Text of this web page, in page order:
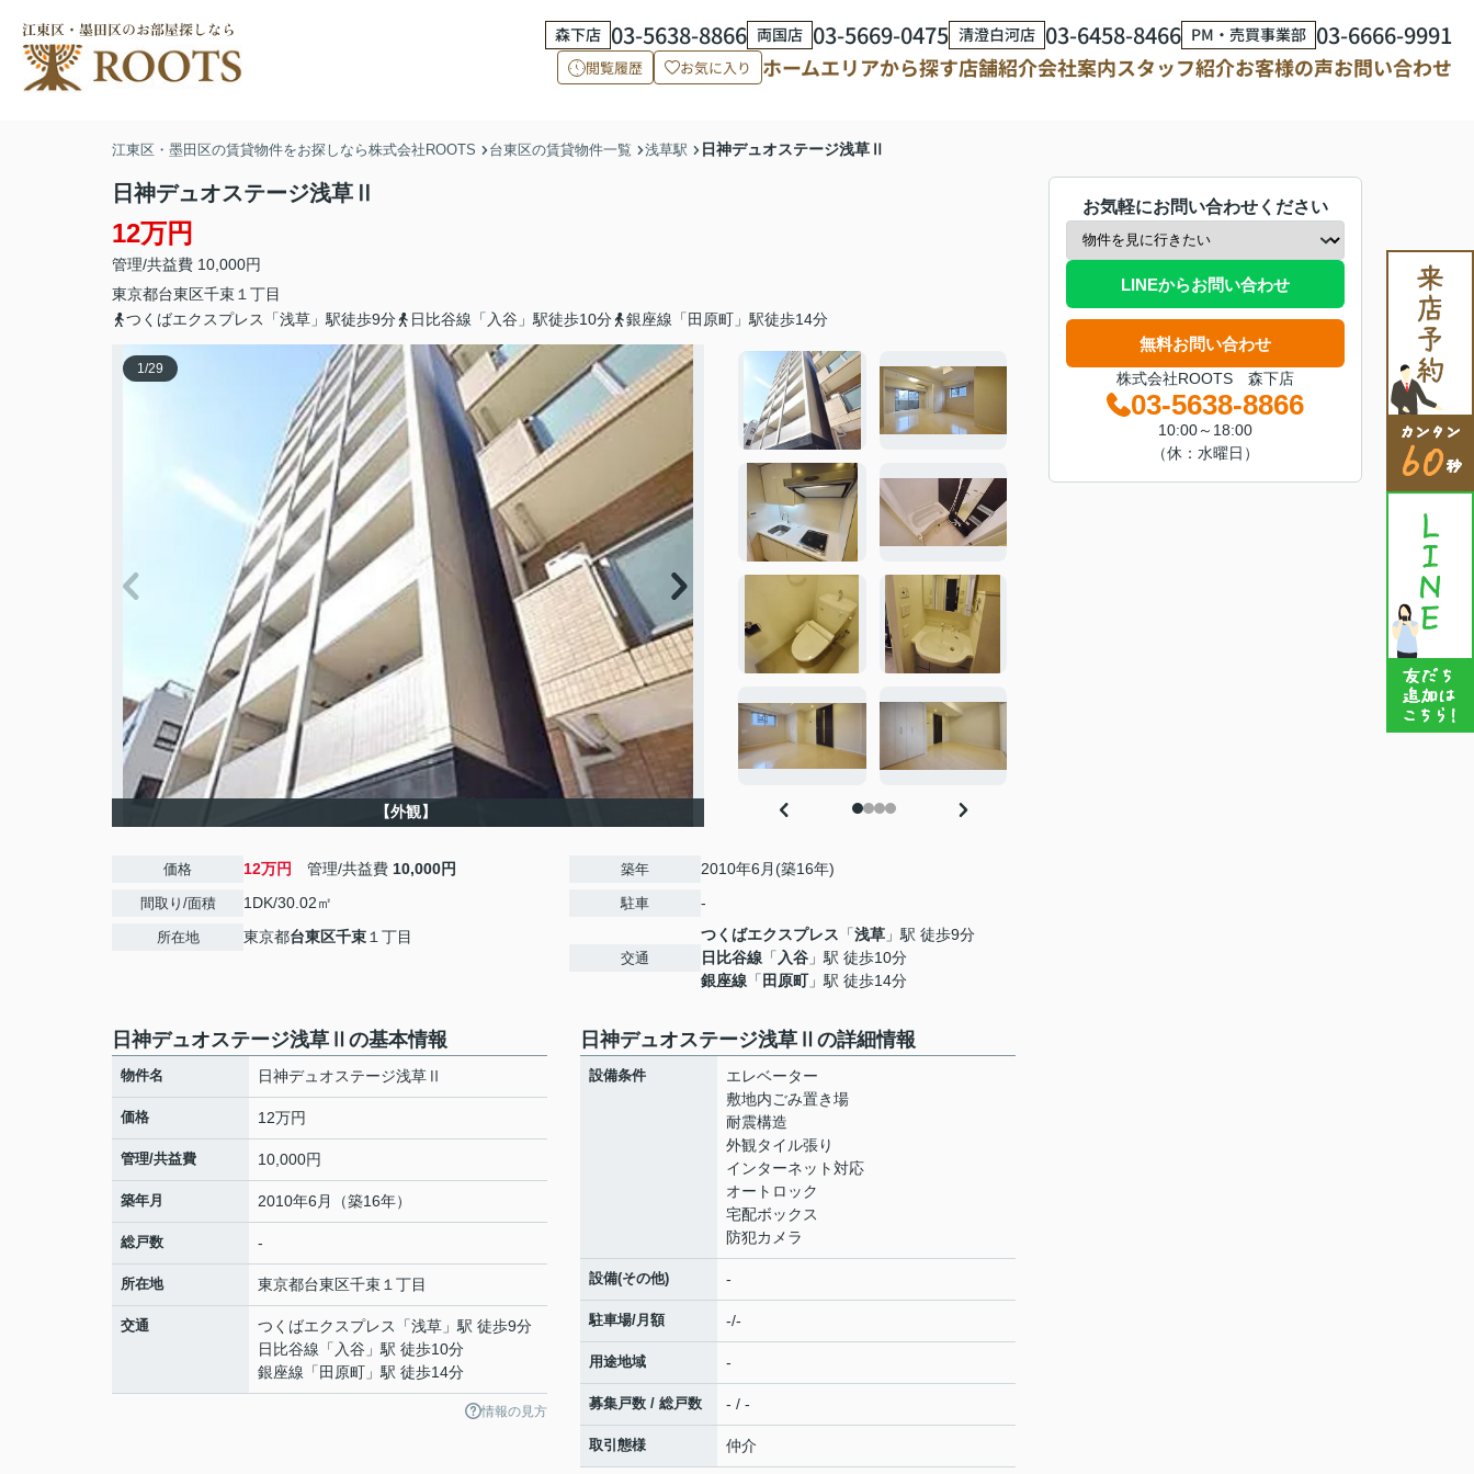
森下店 03-5638-8866 両国店 03-5669-0475 清澄白河店 03-6458-8466 PM・売買事業部 03-6666-9991
閲覧履歴 お気に入り ホームエリアから探す店舗紹介会社案内スタッフ紹介お客様の声お問い合わせ
江東区・墨田区の賃貸物件をお探しなら株式会社ROOTS 台東区の賃貸物件一覧 浅草駅 日神デュオステージ浅草Ⅱ
日神デュオステージ浅草Ⅱ
12万円
管理/共益費 10,000円
東京都台東区千束 １丁目
つくばエクスプレス「浅草」駅徒歩9分
日比谷線「入谷」駅徒歩10分 銀座線「田原町」駅徒歩14分
1/29
【外観】
価格 12万円 管理/共益費 10,000円
間取り/面積 1DK/30.02㎡
所在地 東京都台東区千束 １丁目
築年 2010年6月(築16年)
駐車 -
交通
つくばエクスプレス 「浅草 」駅 徒歩9分
日比谷線 「 入谷 」駅 徒歩10分
銀座線 「 田原町」駅 徒歩14分
日神デュオステージ浅草Ⅱの基本情報
物件名 日神デュオステージ浅草Ⅱ
価格 12万円
管理/共益費 10,000円
築年月 2010年6月（築16年）
総戸数 -
所在地 東京都台東区千束 １丁目
交通 つくばエクスプレス 「浅草 」駅 徒歩9分
日比谷線 「 入谷 」駅 徒歩10分
銀座線 「 田原町 」駅 徒歩14分
情報の見方
日神デュオステージ浅草Ⅱの詳細情報
設備条件
エレベーター
敷地内ごみ置き場
耐震構造
外観タイル張り
インターネット対応
オートロック
宅配ボックス
防犯カメラ
設備(その他) -
駐車場/月額 -/-
用途地域 -
募集戸数 / 総戸数 - / -
取引態様 仲介
お気軽にお問い合わせください
LINEからお問い合わせ
無料お問い合わせ
株式会社ROOTS 森下店
03-5638-8866
10:00～18:00
（休：水曜日）